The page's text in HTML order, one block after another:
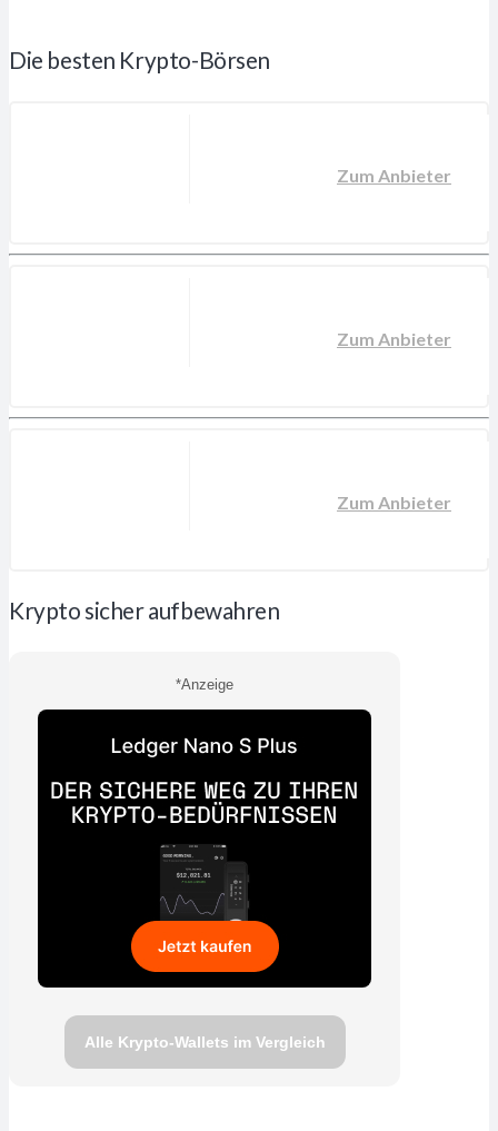
Die besten Krypto-Börsen
Zum Anbieter
Zum Anbieter
Zum Anbieter
Krypto sicher aufbewahren
*Anzeige
Alle Krypto-Wallets im Vergleich